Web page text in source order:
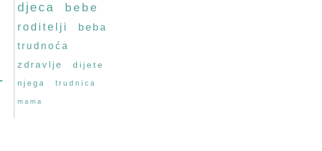
djeca bebe
roditelji beba
trudnoća
zdravlje
dijete
njega trudnica
mama